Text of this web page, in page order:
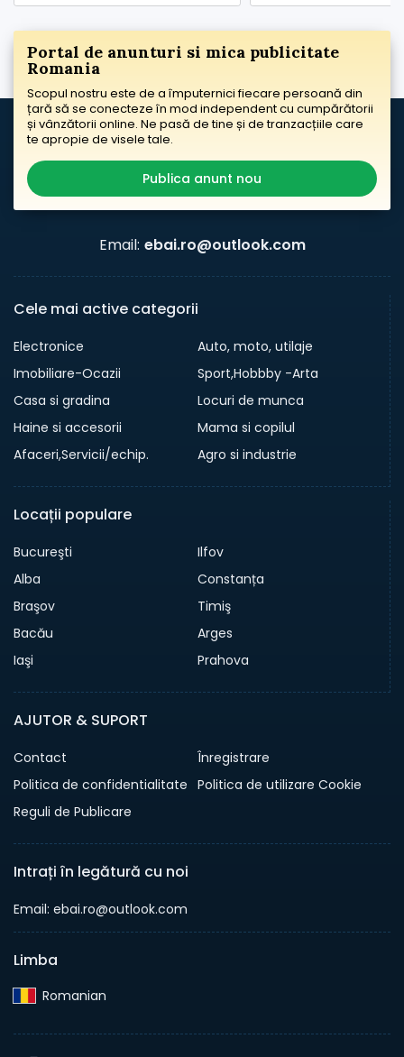
Portal de anunturi si mica publicitate
Romania
Scopul nostru este de a împuternici fiecare persoană din
țară să se conecteze în mod independent cu cumpărătorii
și vânzătorii online. Ne pasă de tine și de tranzacțiile care
te apropie de visele tale.
Publica anunt nou
Email: ebai.ro@outlook.com
Cele mai active categorii
Electronice
Auto, moto, utilaje
Imobiliare-Ocazii
Sport,Hobbby -Arta
Casa si gradina
Locuri de munca
Haine si accesorii
Mama si copilul
Afaceri,Servicii/echip.
Agro si industrie
Locații populare
Bucureşti
Ilfov
Alba
Constanța
Braşov
Timiş
Bacău
Arges
Iaşi
Prahova
AJUTOR & SUPORT
Contact
Înregistrare
Politica de confidentialitate Politica de utilizare Cookie
Reguli de Publicare
Intrați în legătură cu noi
Email: ebai.ro@outlook.com
Limba
Romanian‎